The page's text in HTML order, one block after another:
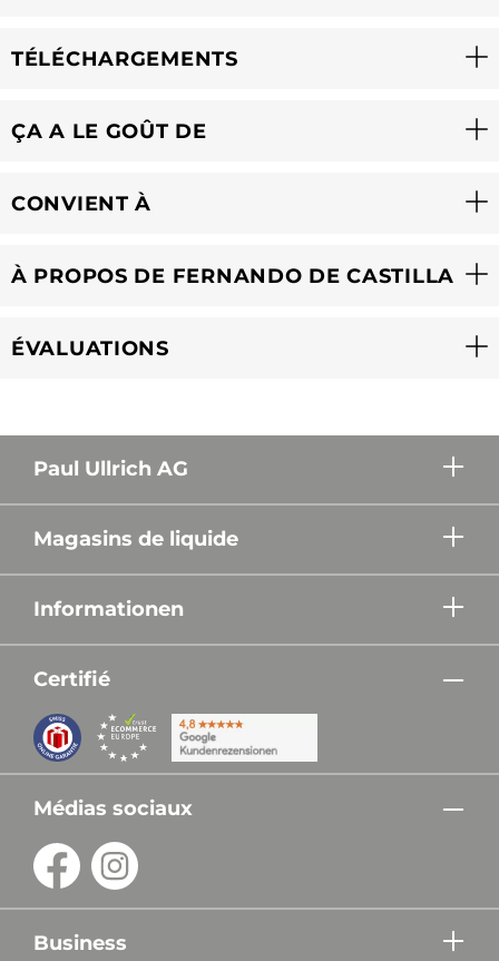
TÉLÉCHARGEMENTS
ÇA A LE GOÛT DE
CONVIENT À
À PROPOS DE FERNANDO DE CASTILLA
ÉVALUATIONS
Paul Ullrich AG
Magasins de liquide
Informationen
Certifié
Médias sociaux
Business